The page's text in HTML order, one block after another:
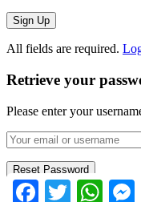
All fields are required.
Retrieve your
Please enter your
Log In
FacebookTwitter